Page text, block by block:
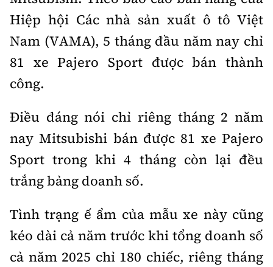
Hiệp hội Các nhà sản xuất ô tô Việt
Nam (VAMA), 5 tháng đầu năm nay chỉ
81 xe Pajero Sport được bán thành
công.
Điều đáng nói chỉ riêng tháng 2 năm
nay Mitsubishi bán được 81 xe Pajero
Sport trong khi 4 tháng còn lại đều
trắng bảng doanh số.
Tình trạng ế ẩm của mẫu xe này cũng
kéo dài cả năm trước khi tổng doanh số
cả năm 2025 chỉ 180 chiếc, riêng tháng